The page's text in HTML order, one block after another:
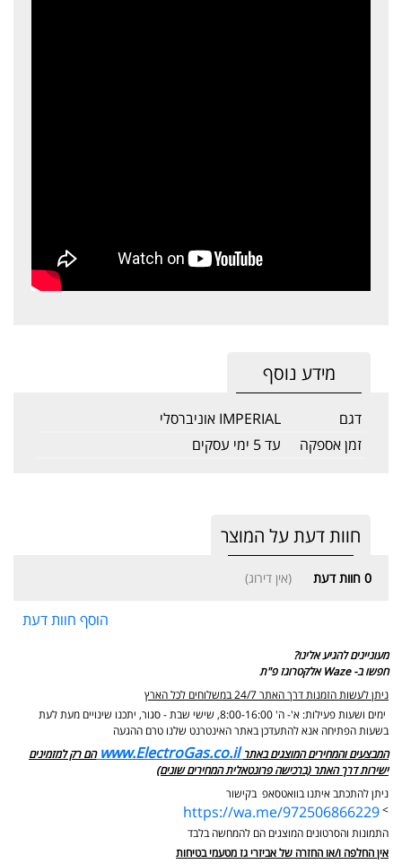
מידע נוסף
דגם
IMPERIAL אוניברסלי
זמן אספקה
עד 5 ימי עסקים
חוות דעת על המוצר
0 חוות דעת (אין דירוג)
הוסף חוות דעת
מעוניינים להגיע אלינו?
חפשו ב- Waze אלקטרוגז פ"ת
ניתן לעשות הזמנות דרך האתר 24/7 במשלוחים לכל הארץ
ימים ושעות פעילות: א'- ה' 8:00-16:00, שישי שבת - סגור,
יתכנו שינויים מעת לעת
בשעות הפתיחה אנא להתעדכן באתר האינטרנט שלנו טרם ההגעה
המבצעים והמחירים המוצגים באתר www.ElectroGas.co.il הם רק למזמינים
ישירות דרך האתר (ברכישה פרונטאלית המחירים שונים)
ניתן להתכתב איתנו בוואטסאפ בקישור
>
https://wa.me/972506866229
התמונות והסרטונים המוצגים הם להמחשה בלבד
אין החלפה ו/או החזרה של אביזרי גז מטעמי בטיחות